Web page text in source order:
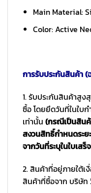
Main Material:
Color: Active
การรับประกันสินค้า
1. รับประกันสินค้าสูง
ซื้อ โดยยึดวันที่ในใบ
เท่านั้น (กรณีเป็นสิน
สงวนสิทธิ์กำหนดระย
จากวันที่ระบุในใบเสร็
2. สินค้าที่อยู่ภายใต้เ
สินค้าที่ซื้อจาก บริษัท